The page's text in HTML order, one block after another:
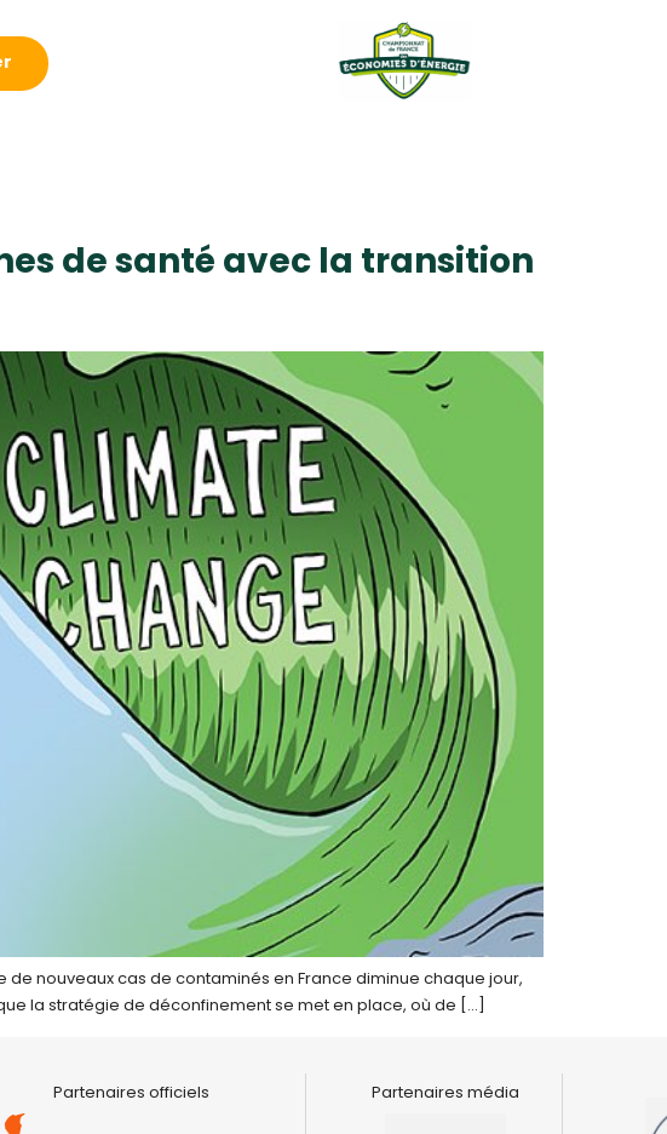
de santé avec la transition
de nouveaux cas de contaminés en France diminue chaque jour,
la stratégie de déconfinement se met en place, où de […]
Partenaires officiels Partenaires média